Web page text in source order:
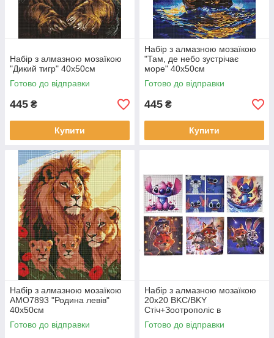
Набір з алмазною мозаїкою
"Дикий тигр" 40х50см
Готово до відправки
445 ₴
Купити
Набір з алмазною мозаїкою
"Там, де небо зустрічає
море" 40х50см
Готово до відправки
445 ₴
Купити
Набір з алмазною мозаїкою
AMO7893 "Родина левів"
40x50см
Готово до відправки
Набір з алмазною мозаїкою
20x20 BKC/BKY
Стіч+Зоотрополіс в
асортименті
Готово до відправки